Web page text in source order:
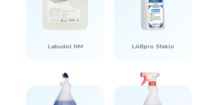
Labudol NM LABpro Staklo